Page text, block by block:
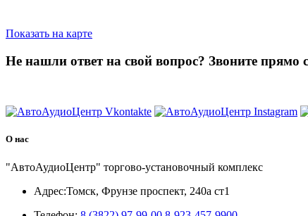
Показать на карте
Не нашли ответ на свой вопрос? Звоните прямо
О нас
"АвтоАудиоЦентр" торгово-установочный комплекс
Адрес:Томск, Фрунзе проспект, 240а ст1